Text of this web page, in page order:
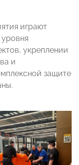
играют
укреплении
и
защите